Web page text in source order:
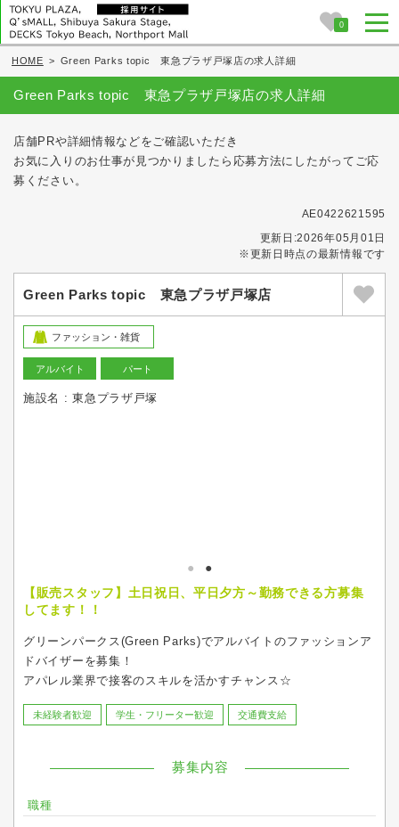
0
HOME > Green Parks topic 東急プラザ戸塚店の求人詳細
Green Parks topic 東急プラザ戸塚店の求人詳細
店舗PRや詳細情報などをご確認いただき
お気に入りのお仕事が見つかりましたら応募方法にしたがってご応
募ください。
AE0422621595
更新日:2026年05月01日
※更新日時点の最新情報です
Green Parks topic 東急プラザ戸塚店
ファッション・雑貨
アルバイト パート
施設名 : 東急プラザ戸塚
【販売スタッフ】土日祝日、平日夕方～勤務できる方募集
してます！！
グリーンパークス(Green Parks)でアルバイトのファッションア
ドバイザーを募集！
アパレル業界で接客のスキルを活かすチャンス☆
未経験者歓迎 学生・フリーター歓迎 交通費支給
募集内容
職種